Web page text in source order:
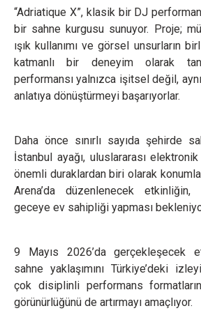
“Adriatique X”, klasik bir DJ
bir sahne kurgusu sunuyor. Proje;
ışık kullanımı ve görsel unsurların
katmanlı bir deneyim olarak
performansı yalnızca işitsel değil,
anlatıya dönüştürmeyi başarıyorlar.
Daha önce sınırlı sayıda şehirde
İstanbul ayağı, uluslararası
önemli duraklardan biri olarak
Arena’da düzenlenecek etkinliğin,
geceye ev sahipliği yapması
9 Mayıs 2026’da gerçekleşecek
sahne yaklaşımını Türkiye’deki
çok disiplinli performans
görünürlüğünü de artırmayı amaçlıyor.